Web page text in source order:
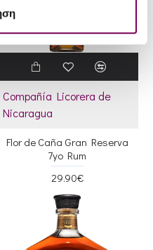
Compañía Licorera de
Nicaragua
Flor de Caña Gran Reserva
7yo Rum
29.90€